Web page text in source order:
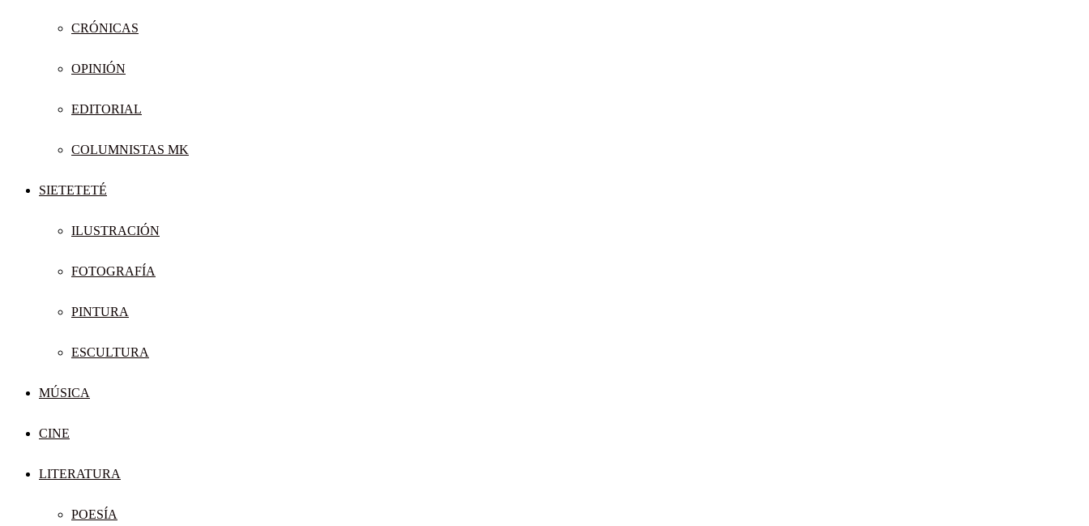
CRÓNICAS
OPINIÓN
EDITORIAL
COLUMNISTAS MK
SIETETETÉ
ILUSTRACIÓN
FOTOGRAFÍA
PINTURA
ESCULTURA
MÚSICA
CINE
LITERATURA
POESÍA